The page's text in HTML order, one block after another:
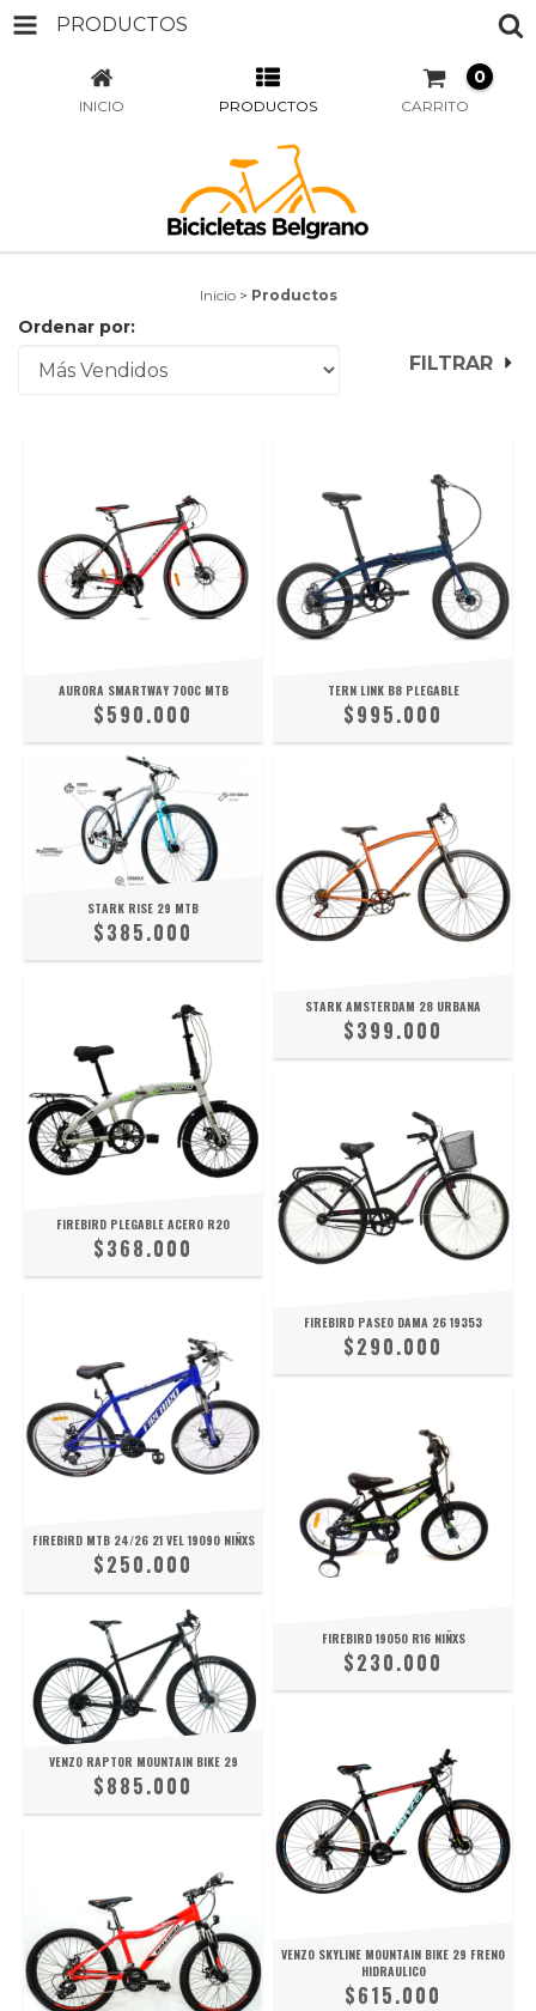
PRODUCTOS
INICIO PRODUCTOS CARRITO
0
Inicio > Productos
Ordenar por:
FILTRAR
AURORA SMARTWAY 700C MTB
$590.000
TERN LINK B8 PLEGABLE
$995.000
STARK RISE 29 MTB
$385.000
STARK AMSTERDAM 28 URBANA
$399.000
FIREBIRD PLEGABLE ACERO R20
$368.000
FIREBIRD PASEO DAMA 26 19353
$290.000
FIREBIRD MTB 24/26 21 VEL 19090 NIÑXS
$250.000
FIREBIRD 19050 R16 NIÑXS
$230.000
VENZO RAPTOR MOUNTAIN BIKE 29
$885.000
VENZO SKYLINE MOUNTAIN BIKE 29 FRENO
HIDRAULICO
$615.000